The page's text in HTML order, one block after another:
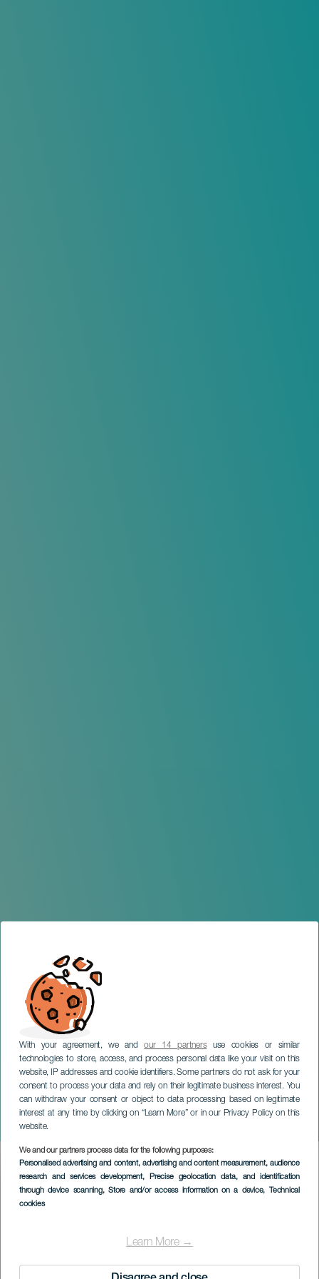
With your agreement, we andour 14 partnersuse cookies or similar
technologies to store, access, and process personal data like your visit on this
website, IP addresses and cookie identifiers. Some partners do not ask for your
consent to process your data and rely on their legitimate business interest. You
can withdraw your consent or object to data processing based on legitimate
interest at any time by clicking on “Learn More” or in our Privacy Policy on this
website.
We and our partners process data for the following purposes:
Personalised advertising and content, advertising and content measurement, audience
research and services development, Precise geolocation data, and identification
through device scanning, Store and/or access information on a device, Technical
cookies
Learn More →
Fêtes en l'honneur de la
Vierge de la Rose
TENERIFE
Imagen
Listado